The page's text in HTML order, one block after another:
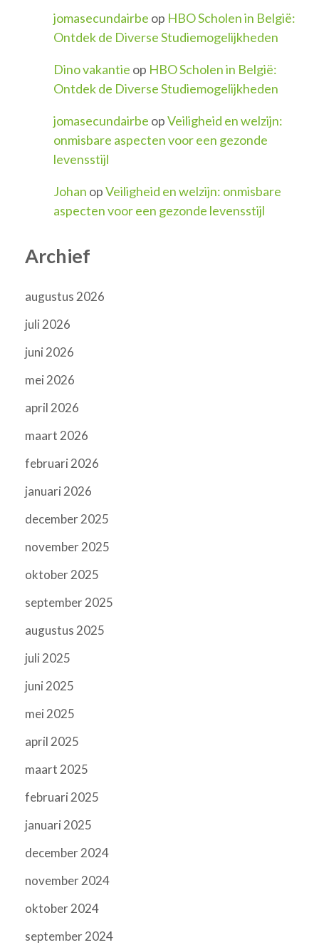
jomasecundairbe op HBO Scholen in België:
Ontdek de Diverse Studiemogelijkheden
Dino vakantie op HBO Scholen in België:
Ontdek de Diverse Studiemogelijkheden
jomasecundairbe opVeiligheid en welzijn:
onmisbare aspecten voor een gezonde
levensstijl
Johan opVeiligheid en welzijn: onmisbare
aspecten voor een gezonde levensstijl
Archief
augustus 2026
juli 2026
juni 2026
mei 2026
april 2026
maart 2026
februari 2026
januari 2026
december 2025
november 2025
oktober 2025
september 2025
augustus 2025
juli 2025
juni 2025
mei 2025
april 2025
maart 2025
februari 2025
januari 2025
december 2024
november 2024
oktober 2024
september 2024